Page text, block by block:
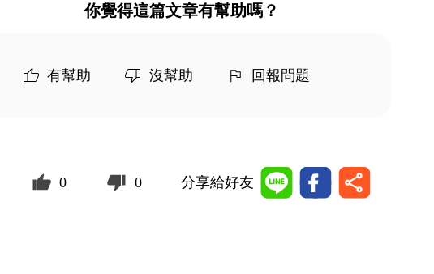
你覺得這篇文章有幫助嗎？
有幫助 沒幫助 回報問題
0 0 分享給好友